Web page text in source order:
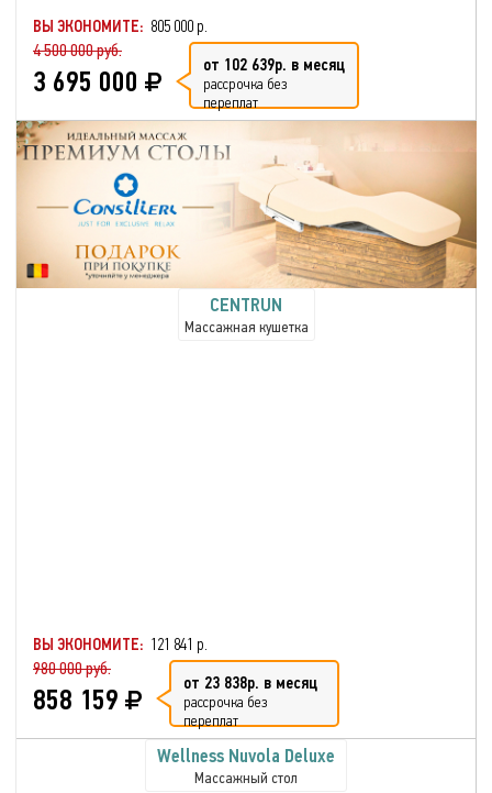
ВЫ ЭКОНОМИТЕ: 805 000 р.
4 500 000 руб.
3 695 000 от 102 639р. в месяц
рассрочка без
переплат
CENTRUN
Массажная кушетка
ВЫ ЭКОНОМИТЕ: 121 841 р.
980 000 руб.
858 159 от 23 838р. в месяц
рассрочка без
переплат
Wellness Nuvola Deluxe
Массажный стол